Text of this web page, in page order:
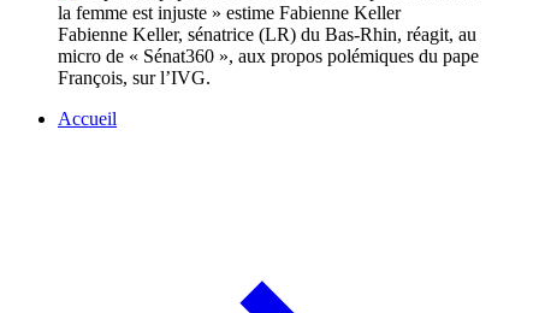
Fabienne Keller, sénatrice (LR) du Bas-Rhin, réagit, au
micro de « Sénat360 », aux propos polémiques du pape
François, sur l’IVG.
Accueil